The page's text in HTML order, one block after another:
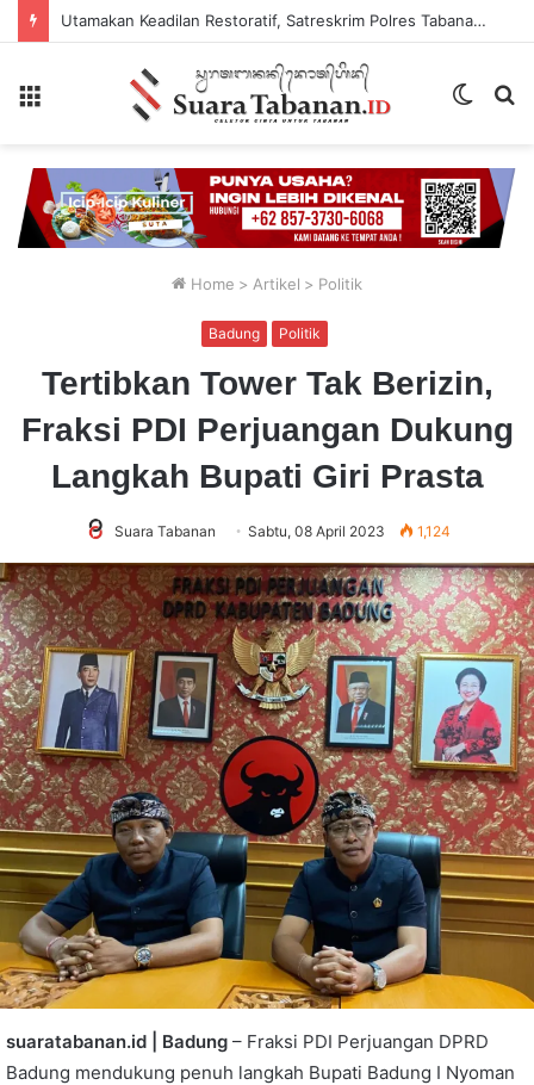
Utamakan Keadilan Restoratif, Satreskrim Polres Tabanan Gelar Perkara Kasus Penganiayaan Anak
Switch
Home > Artikel > Politik
Badung Politik
Tertibkan Tower Tak Berizin,
Fraksi PDI Perjuangan Dukung
Langkah Bupati Giri Prasta
Suara Tabanan Sabtu, 08 April 2023 1,124
suaratabanan.id | Badung – Fraksi PDI Perjuangan DPRD
Badung mendukung penuh langkah Bupati Badung I Nyoman